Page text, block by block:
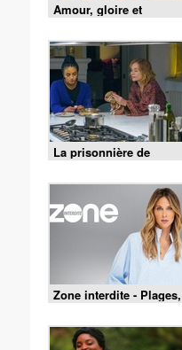
Amour, gloire et
beauté du 4 août 2026
La prisonnière de
Bordeaux
Zone interdite - Plages,
fêtes et traditions : un
été au cœur du Pays
basque